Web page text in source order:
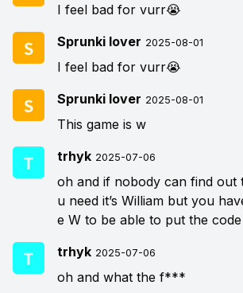
I feel bad for vurr😭
Sprunki lover 2025-08-01
I feel bad for vurr😭
Sprunki lover 2025-08-01
This game is w
trhyk 2025-07-06
oh and if nobody can find out
u need it’s William but you
e W to be able to put the
trhyk 2025-07-06
oh and what the f***